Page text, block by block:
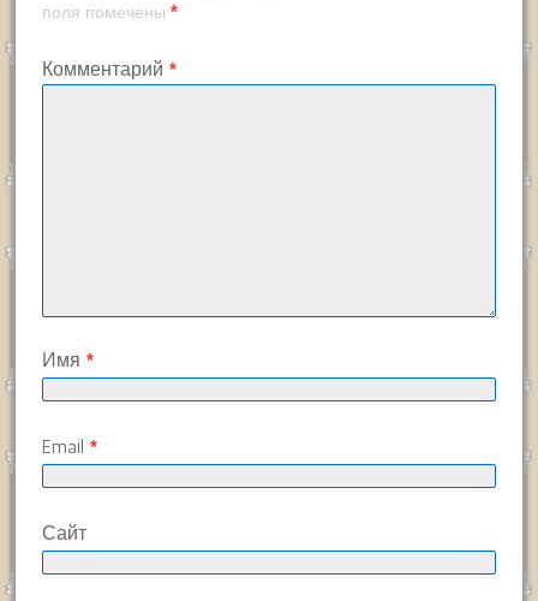
поля помечены *
Комментарий *
Имя *
Email *
Сайт